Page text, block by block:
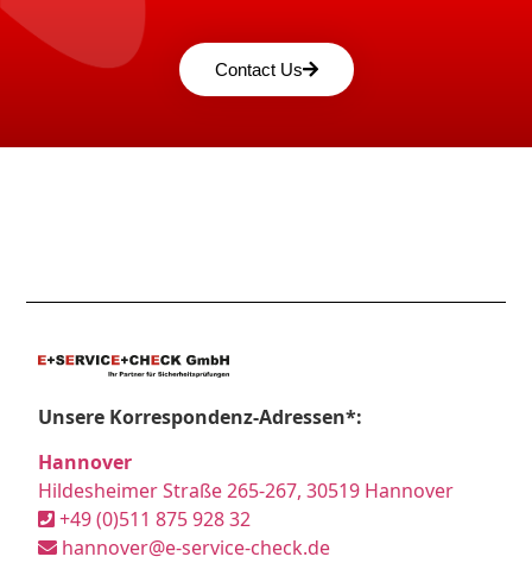
Contact Us
Unsere Korrespondenz-Adressen*:
Hannover
Hildesheimer Straße 265-267, 30519 Hannover
+49 (0)511 875 928 32
hannover@e-service-check.de